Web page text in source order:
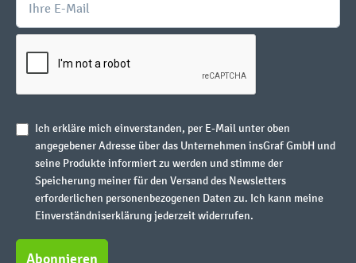
Ich erkläre mich einverstanden, per E-Mail unter oben
angegebener Adresse über das Unternehmen insGraf GmbH und
seine Produkte informiert zu werden und stimme der
Speicherung meiner für den Versand des Newsletters
erforderlichen personenbezogenen Daten zu. Ich kann meine
Einverständniserklärung jederzeit widerrufen.
Abonnieren